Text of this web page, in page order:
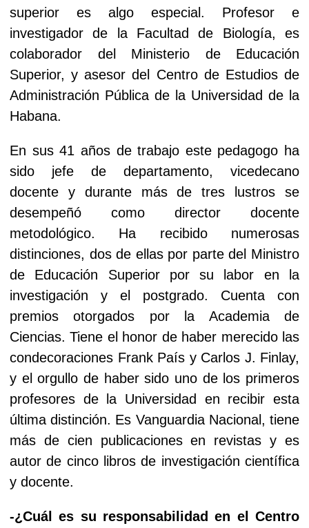
superior es algo especial. Profesor e
investigador de la Facultad de Biología, es
colaborador del Ministerio de Educación
Superior, y asesor del Centro de Estudios de
Administración Pública de la Universidad de la
Habana.
En sus 41 años de trabajo este pedagogo ha
sido jefe de departamento, vicedecano
docente y durante más de tres lustros se
desempeñó como director docente
metodológico. Ha recibido numerosas
distinciones, dos de ellas por parte del Ministro
de Educación Superior por su labor en la
investigación y el postgrado. Cuenta con
premios otorgados por la Academia de
Ciencias. Tiene el honor de haber merecido las
condecoraciones Frank País y Carlos J. Finlay,
y el orgullo de haber sido uno de los primeros
profesores de la Universidad en recibir esta
última distinción. Es Vanguardia Nacional, tiene
más de cien publicaciones en revistas y es
autor de cinco libros de investigación científica
y docente.
-¿Cuál es su responsabilidad en el Centro